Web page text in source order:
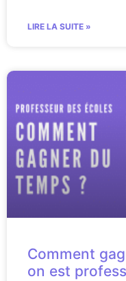
LIRE LA SUITE »
Comment
on est